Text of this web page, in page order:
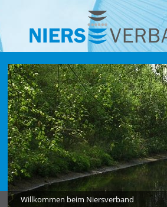
Willkommen beim Niersverband